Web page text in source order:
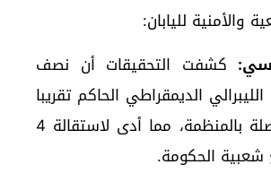
والأمنية لليابان:
كشفت التحقيقات أن نصف
الديمقراطي الحاكم تقريبا
كانوا على صلة بالمنظمة، مما أدى لاستقالة 4
شعبية الحكومة.